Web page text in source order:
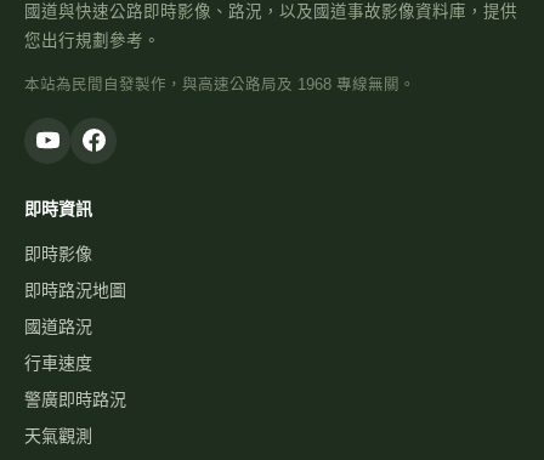
國道與快速公路即時影像、路況，以及國道事故影像資料庫，提供
您出行規劃參考。
本站為民間自發製作，與高速公路局及 1968 專線無關。
即時資訊
即時影像
即時路況地圖
國道路況
行車速度
警廣即時路況
天氣觀測